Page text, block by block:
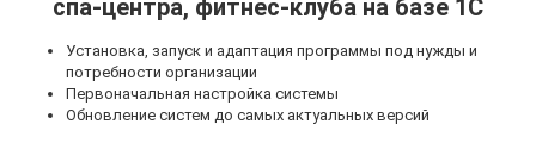
спа-центра, фитнес-клуба на базе 1С
Установка, запуск и адаптация программы под нужды и
потребности организации
Первоначальная настройка системы
Обновление систем до самых актуальных версий